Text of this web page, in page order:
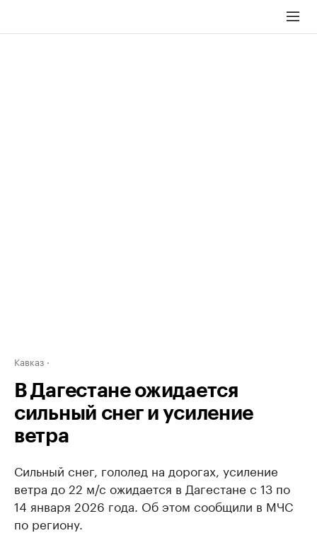
Кавказ
В Дагестане ожидается
сильный снег и усиление
ветра
Сильный снег, гололед на дорогах, усиление
ветра до 22 м/с ожидается в Дагестане c 13 по
14 января 2026 года. Об этом сообщили в МЧС
по региону.